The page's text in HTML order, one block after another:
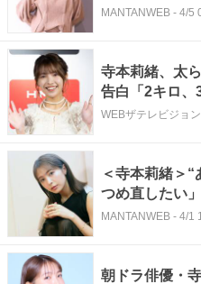
ル披露
MANTANWEB - 4/5
寺本莉緒、太
告白「2キロ、
ンを飲み始め
WEBザテレビジョン
＜寺本莉緒＞
つめ直したい
い 2冊目写真
MANTANWEB - 4/1
朝ドラ俳優・